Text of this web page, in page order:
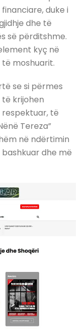
duke i
dhe të
së përditshme.
kyç në
moshuarit.
se si përmes
krijohen
të
Tereza”
në ndërtimin
dhe më